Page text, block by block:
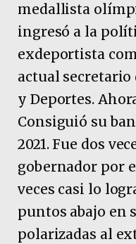
medallista
ingresó a la
exdeportista
actual
y Deportes.
Consiguió su
2021. Fue dos
gobernador por
veces casi lo
puntos abajo en
polarizadas al